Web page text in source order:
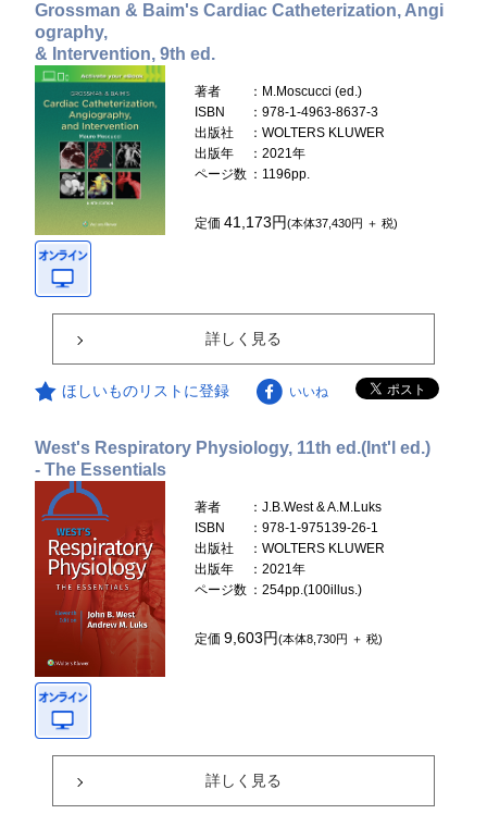
Grossman & Baim's Cardiac Catheterization, Angi
ography,
& Intervention, 9th ed.
著者
：M.Moscucci (ed.)
ISBN
：978-1-4963-8637-3
出版社
：WOLTERS KLUWER
出版年
：2021年
ページ数 ：1196pp.
定価41,173円(本体37,430円 ＋ 税)
詳しく見る
ほしいものリストに登録 いいね
West's Respiratory Physiology, 11th ed.(Int'l ed.)
- The Essentials
著者
：J.B.West & A.M.Luks
ISBN
：978-1-975139-26-1
出版社
：WOLTERS KLUWER
出版年
：2021年
ページ数 ：254pp.(100illus.)
定価9,603円(本体8,730円 ＋ 税)
詳しく見る